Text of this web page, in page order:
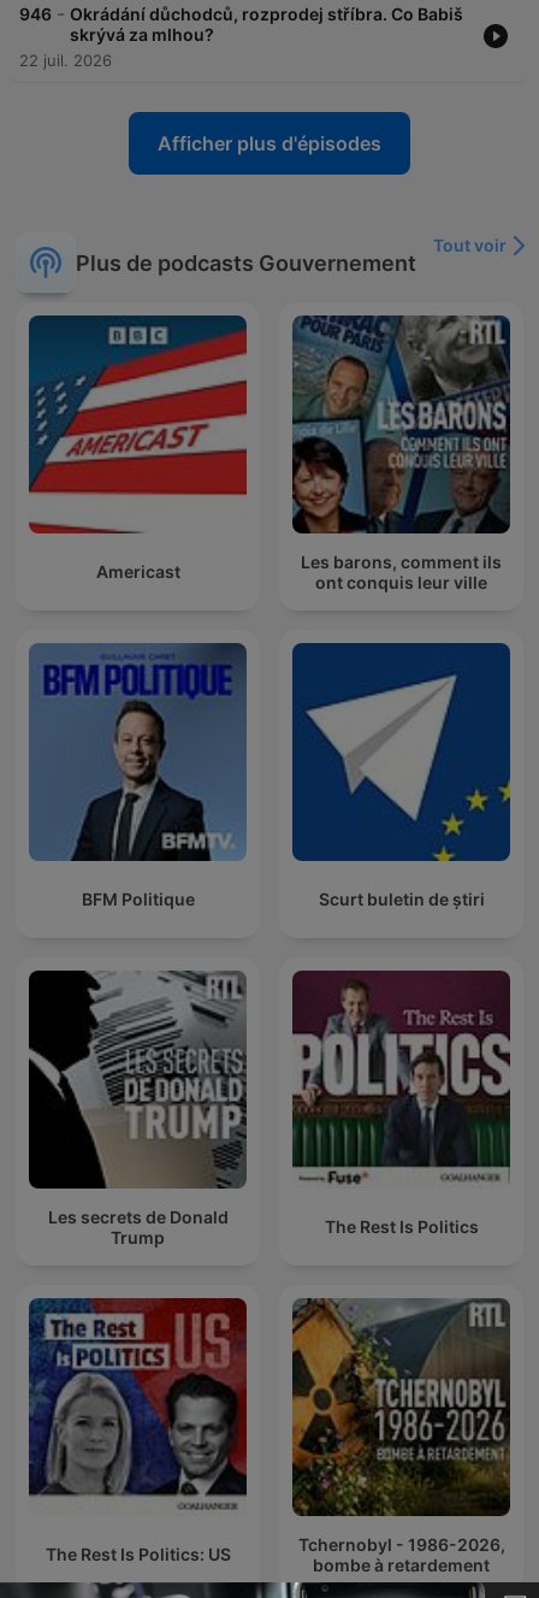
946 - Okrádání důchodců, rozprodej stříbra. Co Babiš
skrývá za mlhou?
22 juil. 2026
Afficher plus d'épisodes
Plus de podcasts Gouvernement
Tout voir
Americast
Les barons, comment ils
ont conquis leur ville
BFM Politique Scurt buletin de știri
Les secrets de Donald
Trump
The Rest Is Politics
The Rest Is Politics: US
Tchernobyl - 1986-2026,
bombe à retardement